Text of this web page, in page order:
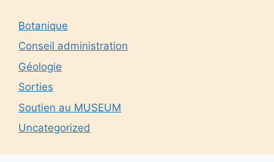
Botanique
Conseil administration
Géologie
Sorties
Soutien au MUSEUM
Uncategorized